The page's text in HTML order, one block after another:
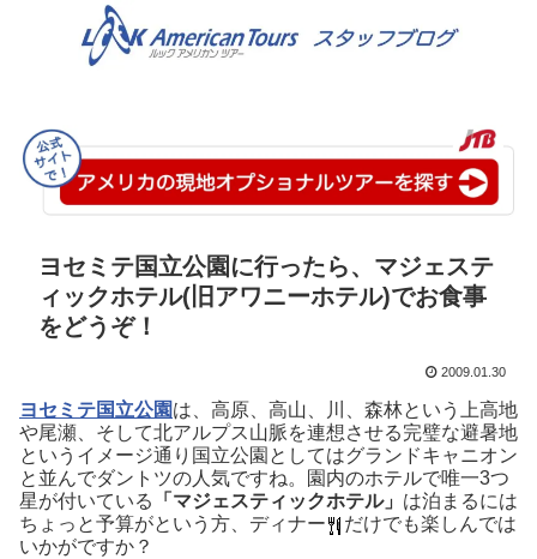
ヨセミテ国立公園に行ったら、マジェステ
ィックホテル(旧アワニーホテル)でお食事
をどうぞ！
2009.01.30
ヨセミテ国立公園は、高原、高山、川、森林という上高地
や尾瀬、そして北アルプス山脈を連想させる完璧な避暑地
というイメージ通り国立公園としてはグランドキャニオン
と並んでダントツの人気ですね。園内のホテルで唯一3つ
星が付いている
「マジェスティックホテル」 は泊まるには
ちょっと予算がという方、ディナー
だけでも楽しんでは
いかがですか？